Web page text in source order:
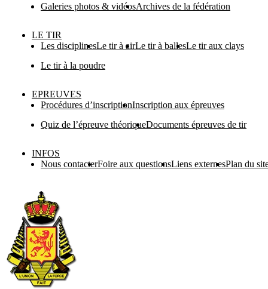
Galeries photos & vidéosArchives de la fédération
LE TIR
Les disciplinesLe tir à airLe tir à ballesLe tir aux clays
Le tir à la poudre
EPREUVES
Procédures d’inscriptionInscription aux épreuves
Quiz de l’épreuve théoriqueDocuments épreuves de tir
INFOS
Nous contacterFoire aux questionsLiens externesPlan du